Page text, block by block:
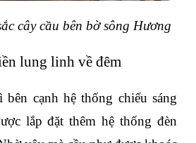
cây cầu bên bờ sông Hương
lung linh về đêm
cạnh hệ thống chiếu sáng
lắp đặt thêm hệ thống đèn